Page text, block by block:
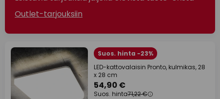
Outlet-tarjouksiin
Suos. hinta -23%
LED-kattovalaisin Pronto, kulmikas, 28
x 28 cm
54,90 €
Suos. hinta71,22 €